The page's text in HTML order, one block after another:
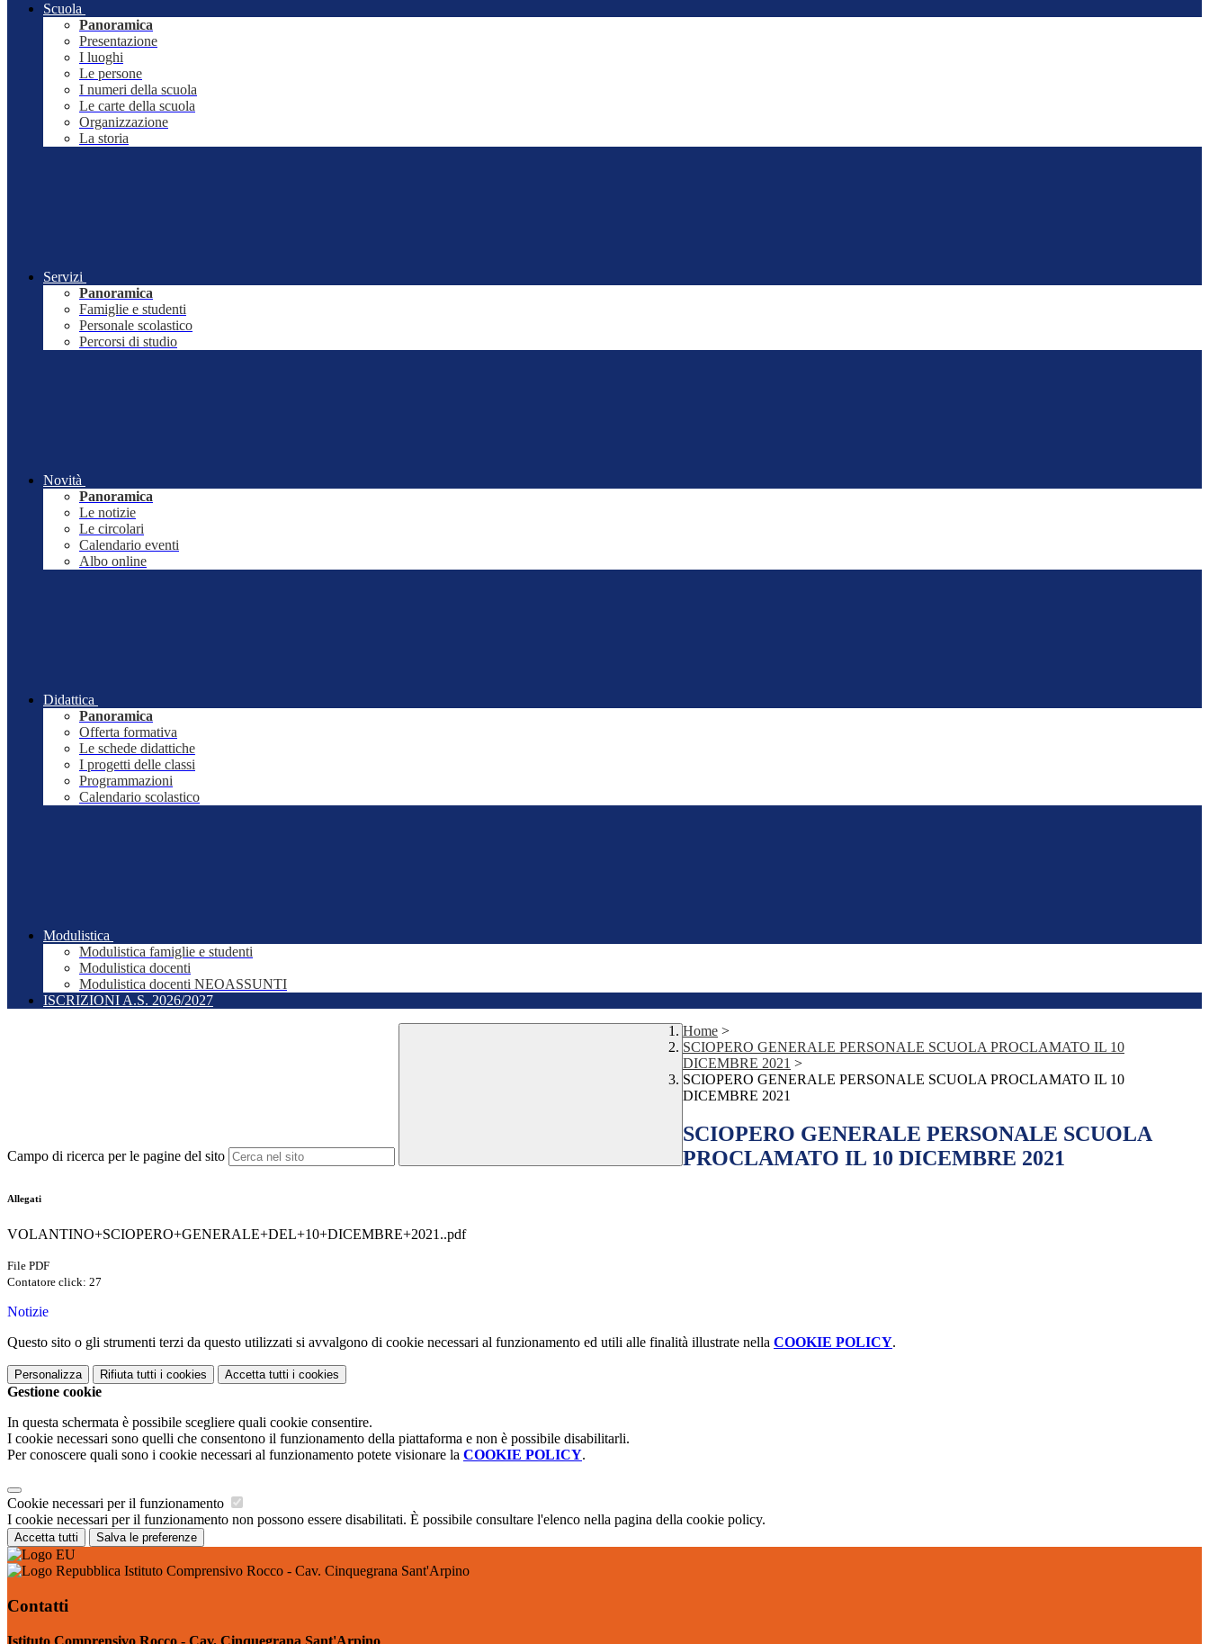
Scuola
Panoramica
Presentazione
I luoghi
Le persone
I numeri della scuola
Le carte della scuola
Organizzazione
La storia
Servizi
Panoramica
Famiglie e studenti
Personale scolastico
Percorsi di studio
Novità
Panoramica
Le notizie
Le circolari
Calendario eventi
Albo online
Didattica
Panoramica
Offerta formativa
Le schede didattiche
I progetti delle classi
Programmazioni
Calendario scolastico
Modulistica
Modulistica famiglie e studenti
Modulistica docenti
Modulistica docenti NEOASSUNTI
ISCRIZIONI A.S. 2026/2027
Campo di ricerca per le pagine del sito
Home >
SCIOPERO GENERALE PERSONALE SCUOLA PROCLAMATO IL 10
DICEMBRE 2021 >
SCIOPERO GENERALE PERSONALE SCUOLA PROCLAMATO IL 10
DICEMBRE 2021
SCIOPERO GENERALE PERSONALE SCUOLA
PROCLAMATO IL 10 DICEMBRE 2021
Allegati
VOLANTINO+SCIOPERO+GENERALE+DEL+10+DICEMBRE+2021..pdf
File PDF
Contatore click: 27
Notizie
Questo sito o gli strumenti terzi da questo utilizzati si avvalgono di cookie necessari al funzionamento ed utili alle finalità illustrate nella COOKIE POLICY.
Personalizza Rifiuta tutti i cookies Accetta tutti i cookies
Gestione cookie
In questa schermata è possibile scegliere quali cookie consentire.
I cookie necessari sono quelli che consentono il funzionamento della piattaforma e non è possibile disabilitarli.
Per conoscere quali sono i cookie necessari al funzionamento potete visionare la COOKIE POLICY.
Cookie necessari per il funzionamento
I cookie necessari per il funzionamento non possono essere disabilitati. È possibile consultare l'elenco nella pagina della cookie policy.
Accetta tutti Salva le preferenze
Istituto Comprensivo Rocco - Cav. Cinquegrana Sant'Arpino
Contatti
Istituto Comprensivo Rocco - Cav. Cinquegrana Sant'Arpino